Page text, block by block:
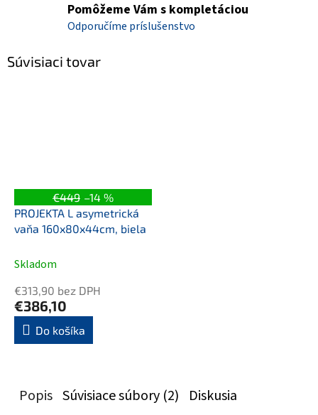
Pomôžeme Vám s kompletáciou
Odporučíme príslušenstvo
Súvisiaci tovar
€449 –14 %
PROJEKTA L asymetrická
vaňa 160x80x44cm, biela
Skladom
€313,90 bez DPH
€386,10
Do košíka
Popis Súvisiace súbory (2) Diskusia